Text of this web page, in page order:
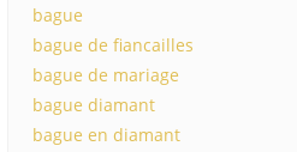
bague
bague de fiancailles
bague de mariage
bague diamant
bague en diamant